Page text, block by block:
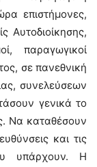
επιστήμονες,
Αυτοδιοίκησης,
παραγωγικοί
σε πανεθνική
συνελεύσεων
γενικά το
Να καταθέσουν
και τις
υπάρχουν. Η